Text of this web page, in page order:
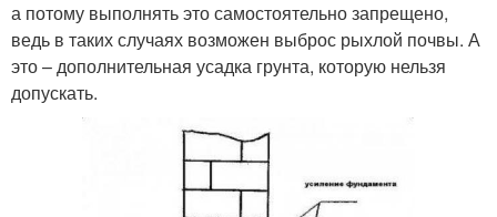
а потому выполнять это самостоятельно запрещено,
ведь в таких случаях возможен выброс рыхлой почвы. А
это – дополнительная усадка грунта, которую нельзя
допускать.